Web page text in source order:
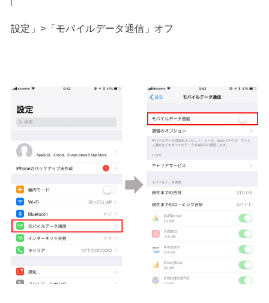
設定」>「モバイルデータ通信」オフ